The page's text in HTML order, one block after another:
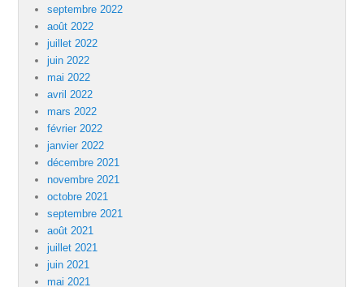
septembre 2022
août 2022
juillet 2022
juin 2022
mai 2022
avril 2022
mars 2022
février 2022
janvier 2022
décembre 2021
novembre 2021
octobre 2021
septembre 2021
août 2021
juillet 2021
juin 2021
mai 2021